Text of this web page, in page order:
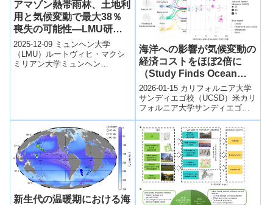
アマゾン熱帯雨林、土地利
用と気候変動で最大38％
喪失の可能性―LMU研究
（Risk to Amazon
rainforest from land use
and climate change）
2025-12-09 ミュンヘン大学
（LMU）ルートヴィヒ・マクシ
ミリアン大学ミュンヘン
海洋への影響が気候変動の
経済コストをほぼ2倍に
（Study Finds Ocean
Impacts Nearly Double
Economic Cost of
Climate Change）
2026-01-15 カリフォルニア大学
サンディエゴ校（UCSD）米カリ
フォルニア大学サンディエゴ校
（UC San Diego）の研究による
と、海洋の影響を考慮...
新生代の温暖期における海